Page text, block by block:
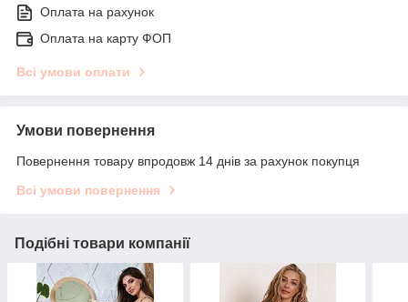
Оплата на рахунок
Оплата на карту ФОП
Всі умови оплати
Умови повернення
Повернення товару впродовж 14 днів за рахунок покупця
Всі умови повернення
Подібні товари компанії